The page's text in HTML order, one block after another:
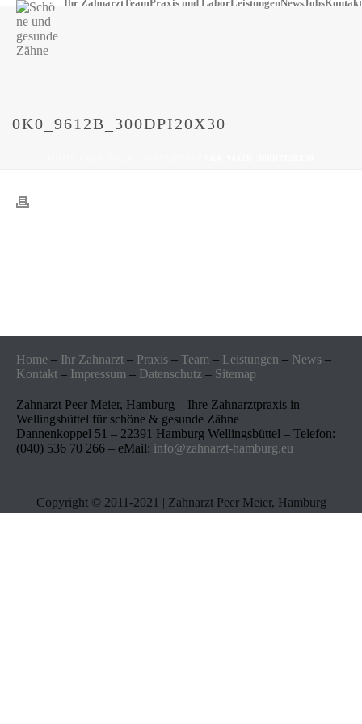
Ihr ZahnarztTeamPraxis und LaborLeistungenNewsJobsKontakt
0K0_9612B_300DPI20X30
Home – Ihr Zahnarzt – Praxis – Team – Leistungen – News –
Kontakt – Impressum – Datenschutz – Sitemap
Zahnarzt Peer Meier, Hamburg – Ihre Zahnarztpraxis in
Wellingsbüttel für schöne & gesunde Zähne
Dannenkoppel 51 – 22391 Hamburg Wellingsbüttel – Telefon:
(040) 536 70 266 – eMail: info@zahnarzt-hamburg.eu
Copyright © 2011-2021 | Zahnarzt Peer Meier, Hamburg